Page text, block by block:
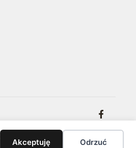
Akceptuję Odrzuć